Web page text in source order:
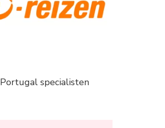
Portugal specialisten